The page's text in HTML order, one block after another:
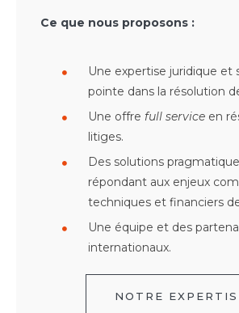
Ce que nous proposons :
Une expertise juridique et
pointe dans la résolution
Une offre full service en
litiges.
Des solutions
répondant aux enjeux
techniques et financiers
Une équipe et des
internationaux.
NOTRE